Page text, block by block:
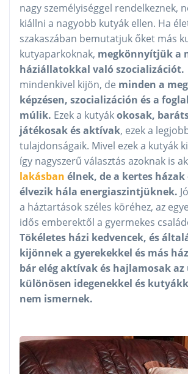
nagy személyiséggel rendelkeznek,
kiállni a nagyobb kutyák ellen. Ha
szakaszában bemutatjuk őket más
kutyaparkoknak, megkönnyítjük a
háziállatokkal való szocializációt.
mindenkivel kijön, de minden a
képzésen, szocializáción és a
múlik. Ezek a kutyákokosak,
játékosak és aktívak, ezek a
tulajdonságaik. Mivel ezek a kutyák
így nagyszerű választás azoknak is
lakásban élnek, de a kertes
élvezik hála energiaszintjüknek.
a háztartások széles köréhez, az
idős emberektől a gyermekes
Tökéletes házi kedvencek, és
kijönnek a gyerekekkel és más
bár elég aktívak és hajlamosak az
különösen idegenekkel és
nem ismernek.